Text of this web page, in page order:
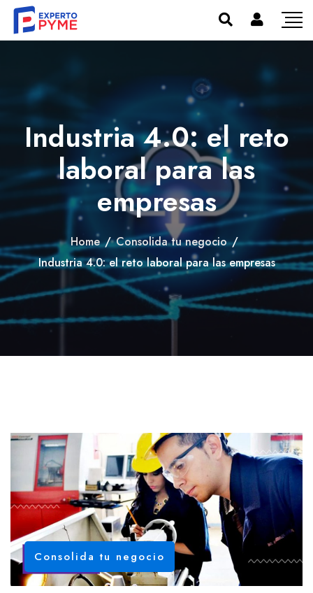
Industria 4.0: el reto
laboral para las
empresas
Home / Consolida tu negocio /
Industria 4.0: el reto laboral para las empresas
Consolida tu negocio